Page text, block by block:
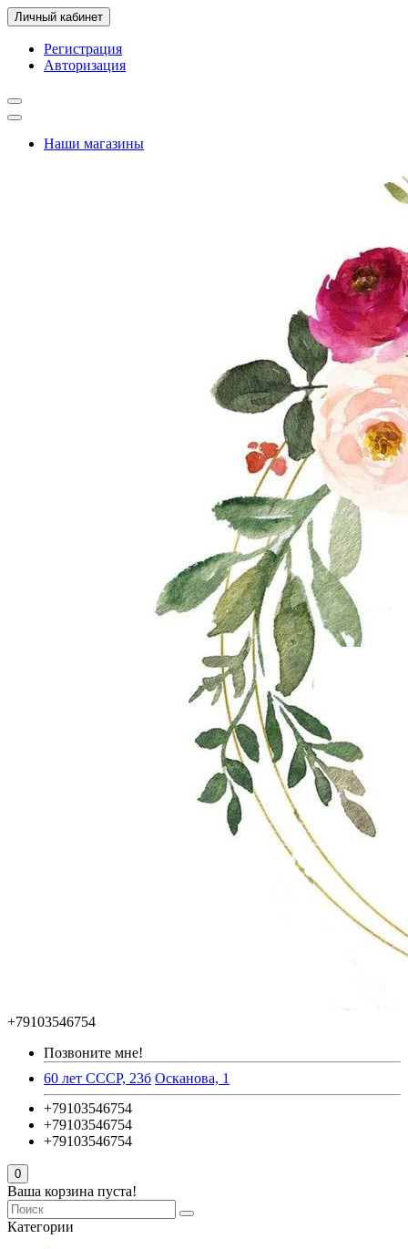
Личный кабинет
Регистрация
Авторизация
Наши магазины
+79103546754
Позвоните мне!
60 лет СССР, 23б Осканова, 1
+79103546754
+79103546754
+79103546754
0
Ваша корзина пуста!
Категории